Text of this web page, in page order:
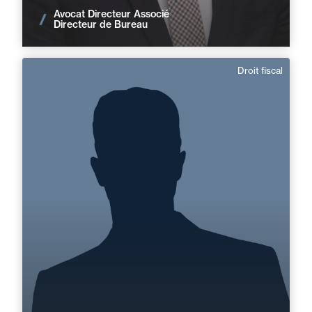
Avocat Directeur Associé
Directeur de BureauVoir les actualités
Droit fiscal
Serge Thumser
Domaine d’expertises :
+33 2 31 46 31 31
serge.thumser@fidal.com